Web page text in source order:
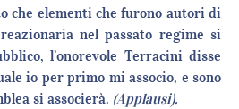
che elementi che furono autori di
nel passato regime si
l’onorevole Terracini disse
io per primo mi associo, e sono
si associerà. (Applausi).